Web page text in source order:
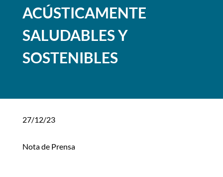
ACÚSTICAMENTE
SALUDABLES Y
SOSTENIBLES
27/12/23
Nota de Prensa